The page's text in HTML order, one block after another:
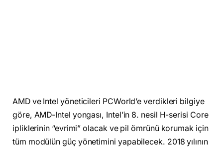
AMD ve Intel yöneticileri PCWorld’e verdikleri bilgiye
göre, AMD-Intel yongası, Intel’in 8. nesil H-serisi Core
ipliklerinin “evrimi” olacak ve pil ömrünü korumak için
tüm modülün güç yönetimini yapabilecek. 2018 yılının